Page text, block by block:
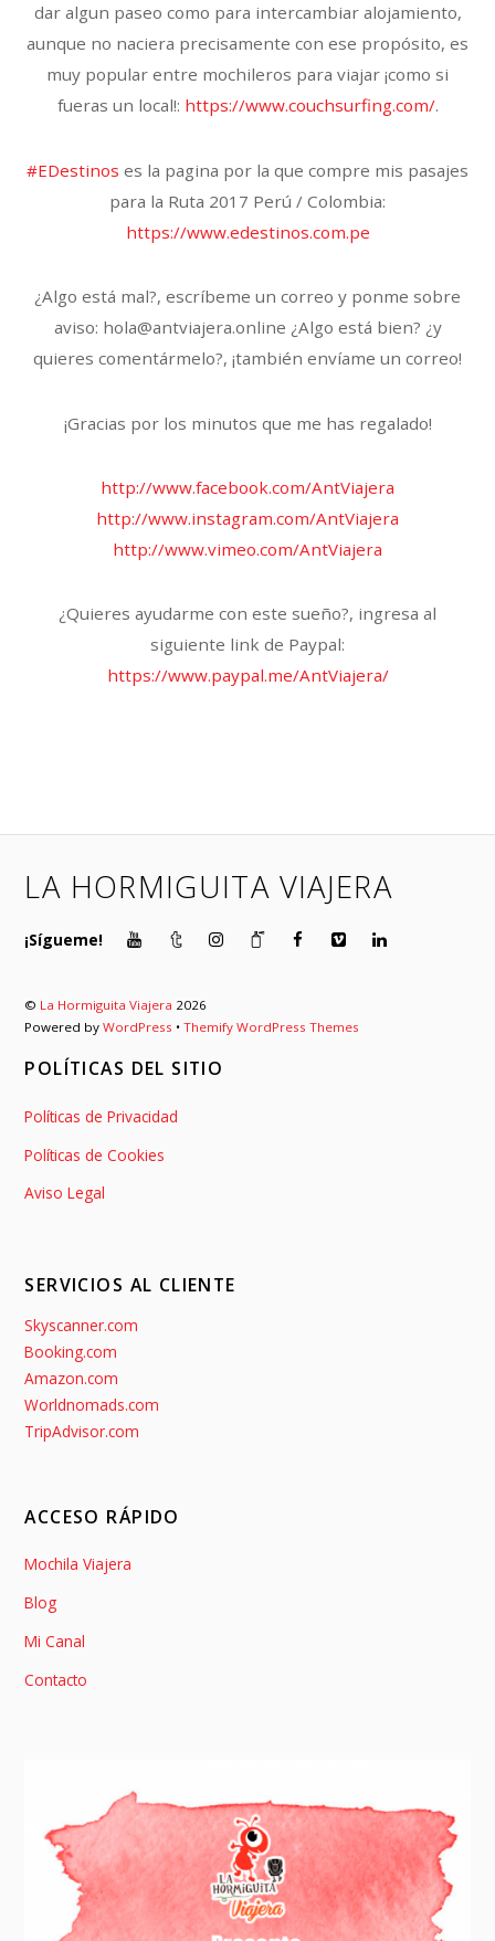
dar algun paseo como para intercambiar alojamiento,
aunque no naciera precisamente con ese propósito, es
muy popular entre mochileros para viajar ¡como si
fueras un local!: https://www.couchsurfing.com/.
#EDestinos es la pagina por la que compre mis pasajes
para la Ruta 2017 Perú / Colombia:
https://www.edestinos.com.pe
¿Algo está mal?, escríbeme un correo y ponme sobre
aviso: hola@antviajera.online ¿Algo está bien? ¿y
quieres comentármelo?, ¡también envíame un correo!
¡Gracias por los minutos que me has regalado!
http://www.facebook.com/AntViajera
http://www.instagram.com/AntViajera
http://www.vimeo.com/AntViajera
¿Quieres ayudarme con este sueño?, ingresa al
siguiente link de Paypal:
https://www.paypal.me/AntViajera/
LA HORMIGUITA VIAJERA
¡Sígueme!
© La Hormiguita Viajera 2026
Powered byWordPress •Themify WordPress Themes
POLÍTICAS DEL SITIO
Políticas de Privacidad
Políticas de Cookies
Aviso Legal
SERVICIOS AL CLIENTE
Skyscanner.com
Booking.com
Amazon.com
Worldnomads.com
TripAdvisor.com
ACCESO RÁPIDO
Mochila Viajera
Blog
Mi Canal
Contacto